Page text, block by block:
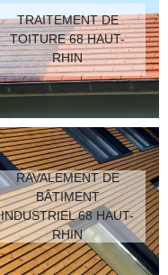
TRAITEMENT DE
TOITURE 68 HAUT-
RHIN
RAVALEMENT DE
BÂTIMENT
INDUSTRIEL 68 HAUT-
RHIN